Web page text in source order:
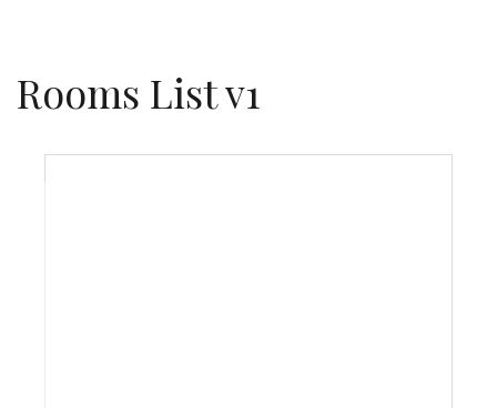
Rooms List v1